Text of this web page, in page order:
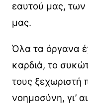
εαυτού μας, των
μας.
Όλα τα όργανα
καρδιά, το
τους ξεχωριστή
νοημοσύνη, γι’